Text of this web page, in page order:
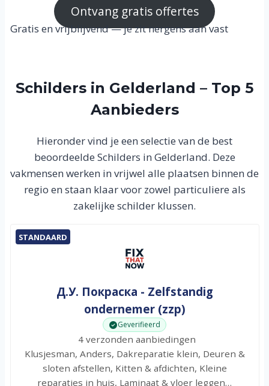
Ontvang gratis offertes
Gratis en vrijblijvend — je zit nergens aan vast
Schilders in Gelderland – Top 5
Aanbieders
Hieronder vind je een selectie van de best
beoordeelde Schilders in Gelderland. Deze
vakmensen werken in vrijwel alle plaatsen binnen de
regio en staan klaar voor zowel particuliere als
zakelijke schilder klussen.
STANDAARD
Д.У. Покраска - Zelfstandig
ondernemer (zzp)
Geverifieerd
4 verzonden aanbiedingen
Klusjesman, Anders, Dakreparatie klein, Deuren &
sloten afstellen, Kitten & afdichten, Kleine
reparaties in huis, Laminaat & vloer leggen…